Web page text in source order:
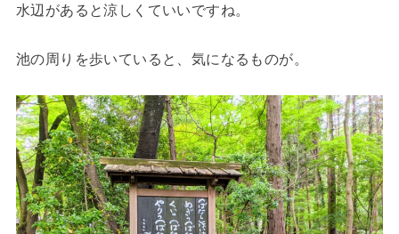
水辺があると涼しくていいですね。
池の周りを歩いていると、気になるものが。